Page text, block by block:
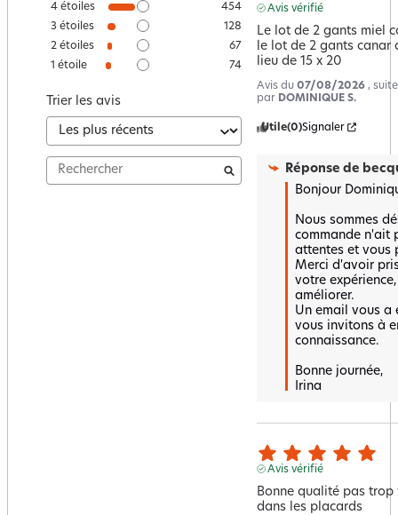
4 étoiles
454
3 étoiles
128
2 étoiles
67
1 étoile 74
Trier les avis
Avis vérifié
Le lot de 2 gants miel
le lot de 2 gants canar
lieu de 15 x 20
Avis du 07/08/2026 ,
par DOMINIQUE S.
Utile(0)Signaler
Réponse de
Bonjour
Nous sommes
commande n'ait
attentes et vous
Merci d'avoir
votre
améliorer.
Un email vous a
vous invitons à
connaissance.
Bonne journée,
Irina
Avis vérifié
Bonne qualité pas
dans les placards